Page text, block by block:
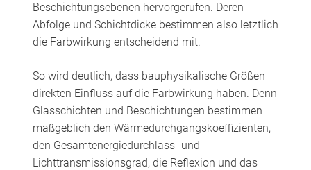
Beschichtungsebenen hervorgerufen. Deren
Abfolge und Schichtdicke bestimmen also letztlich
die Farbwirkung entscheidend mit.
So wird deutlich, dass bauphysikalische Größen
direkten Einfluss auf die Farbwirkung haben. Denn
Glasschichten und Beschichtungen bestimmen
maßgeblich den Wärmedurchgangskoeffizienten,
den Gesamtenergiedurchlass- und
Lichttransmissionsgrad, die Reflexion und das